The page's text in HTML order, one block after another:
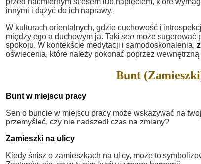
innymi i dążyć do ich naprawy.
W kulturach orientalnych, gdzie duchowość i
między ego a duchowym ja. Taki sen może sugerować
spokoju. W kontekście medytacji i samodoskonalenia,
oświecenia, które należy pokonać poprzez wewnętrzną
Bunt
Bunt w miejscu pracy
Sen o buncie w miejscu pracy może wskazywać na
przemyśleć, czy nie nadszedł czas na zmiany?
Zamieszki na ulicy
Kiedy śnisz o zamieszkach na ulicy, może to